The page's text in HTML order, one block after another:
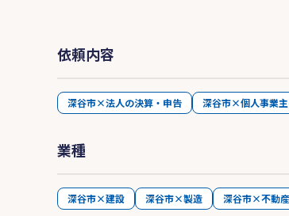
依頼内容
深谷市×法人の決算・申告 深谷市×個人事業
業種
深谷市×建設 深谷市×製造 深谷市×不動産